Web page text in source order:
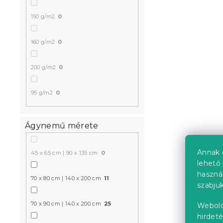
Annak
lehető
150 g/m2 0
160 g/m2 0
200 g/m2 0
95 g/m2 0
Ágynemű mérete
45 x 65 cm | 90 x 135 cm 0
70 x 80 cm | 140 x 200 cm 11
70 x 90 cm | 140 x 200 cm 25
JASMINE
872 Ft